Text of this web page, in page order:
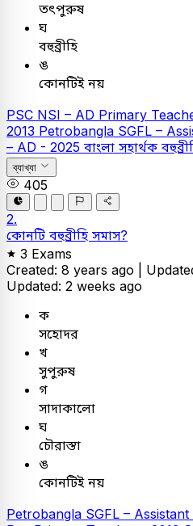
তৎপুরুষ
ঘ
বহুব্রীহি
ঙ
কোনটিই নয়
PSC NSI – AD Primary
2013 Petrobangla SGFL –
– AD - 2025 বাংলা সহার্থক
ব্যাখ্যা
405
2.
কোনটি বহুব্রীহি সমাস?
3 Exams
Created: 8 years ago |
Updated: 2 weeks ago
ক
সহোদর
খ
সুপুরুষ
গ
সাদাকালো
ঘ
চৌরাস্তা
ঙ
কোনটিই নয়
Petrobangla SGFL –